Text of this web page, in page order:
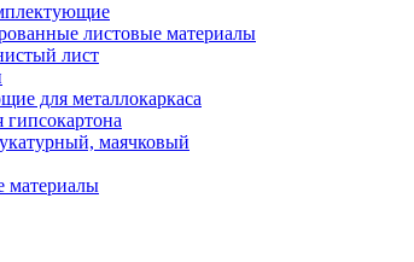
листовые материалы
лист
для металлокаркаса
маячковый
материалы